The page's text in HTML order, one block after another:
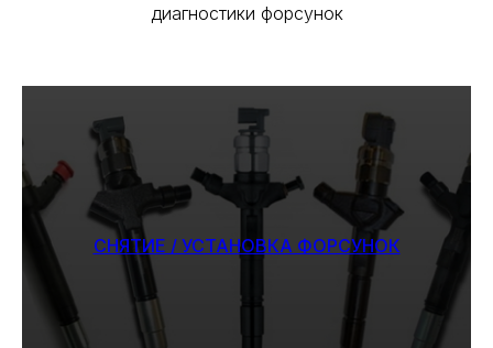
диагностики форсунок
СНЯТИЕ / УСТАНОВКА ФОРСУНОК